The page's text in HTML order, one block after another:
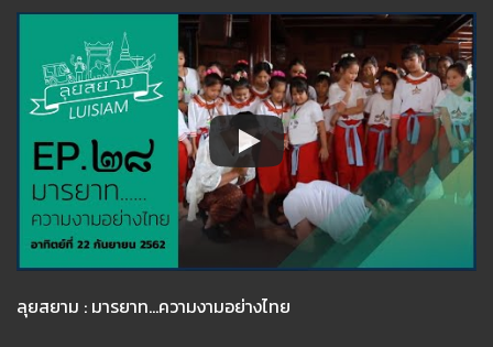
ลุยสยาม : มารยาท...ความงามอย่างไทย